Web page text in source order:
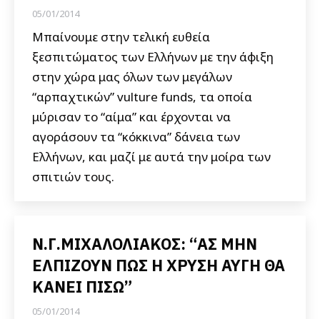
05/01/2014
Μπαίνουμε στην τελική ευθεία
ξεσπιτώματος των Ελλήνων με την άφιξη
στην χώρα μας όλων των μεγάλων
“αρπαχτικών” vulture funds, τα οποία
μύρισαν το “αίμα” και έρχονται να
αγοράσουν τα “κόκκινα” δάνεια των
Ελλήνων, και μαζί με αυτά την μοίρα των
σπιτιών τους.
Ν.Γ.ΜΙΧΑΛΟΛΙΑΚΟΣ: “ΑΣ ΜΗΝ
ΕΛΠΙΖΟΥΝ ΠΩΣ Η ΧΡΥΣΗ ΑΥΓΗ ΘΑ
ΚΑΝΕΙ ΠΙΣΩ”
05/01/2014